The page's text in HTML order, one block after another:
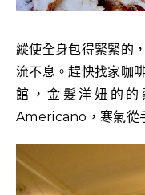
縱使全身包得緊緊的
流不息。趕快找家咖
館，金髮洋妞的
Americano，寒氣從